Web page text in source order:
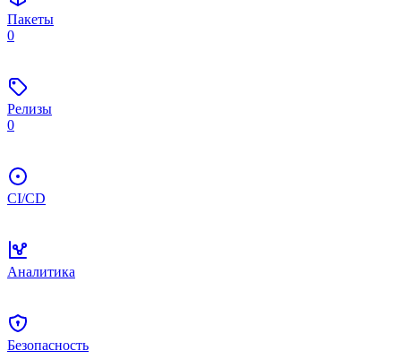
Пакеты
0
Релизы
0
CI/CD
Аналитика
Безопасность